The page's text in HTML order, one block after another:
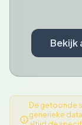
Bekijk
De getoonde
generieke